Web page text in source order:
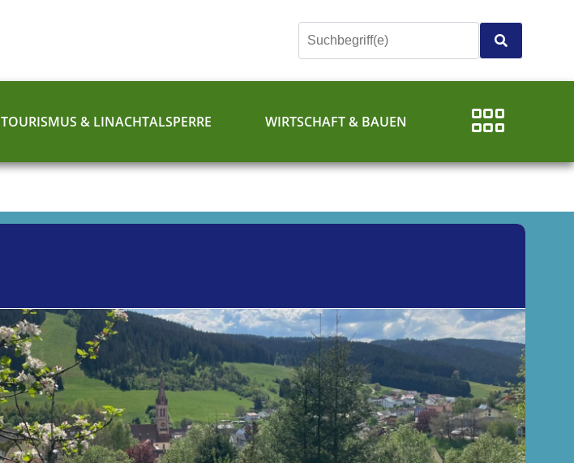
TOURISMUS & LINACHTALSPERRE WIRTSCHAFT & BAUEN